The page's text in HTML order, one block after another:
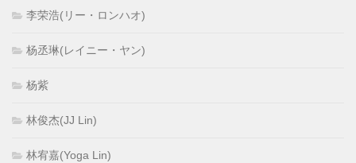
李荣浩(リー・ロンハオ)
杨丞琳(レイニー・ヤン)
杨紫
林俊杰(JJ Lin)
林宥嘉(Yoga Lin)